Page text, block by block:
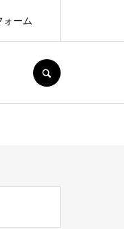
ォーム